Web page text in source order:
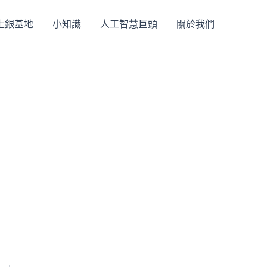
銀基地 小知識 人工智慧巨頭 關於我們